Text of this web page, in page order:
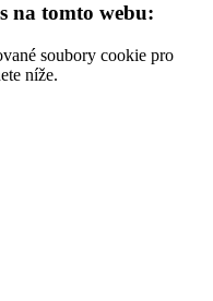
na tomto webu:
soubory cookie pro
níže.